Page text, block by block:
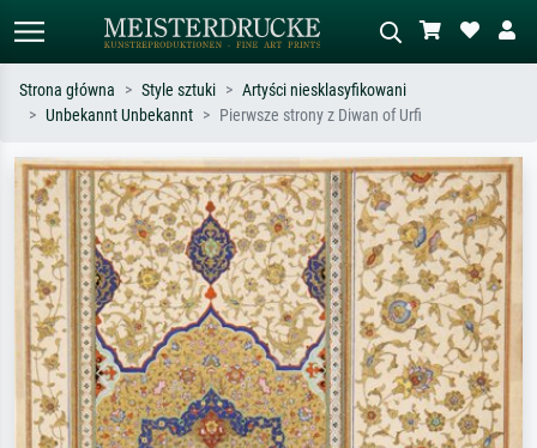
Szukaj wg artysty, tytułu lub stylu – np.
Monet, Gwiaździsta noc,
impresjonizm, fala Hokusaia, akt.
Opisz scenę – np. zielona łąka,
abstrakcja z czerwienią, ciemny olej,
stojący akt obok drzewa.
Strona główna Style sztuki
Artyści niesklasyfikowani
Unbekannt Unbekannt
Pierwsze strony z Diwan of Urfi